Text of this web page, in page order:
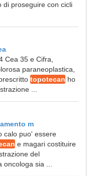
di proseguire con cicli
Cea 35 e Cifra,
paraneoplastica,
topotecan ho
...
m
calo puo' essere
e magari costituire
del
sia ...